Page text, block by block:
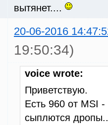
вытянет....
20-06-2016
19:50:34)
voice wrote:
Приветствую.
Есть 960 от MSI
сыплются